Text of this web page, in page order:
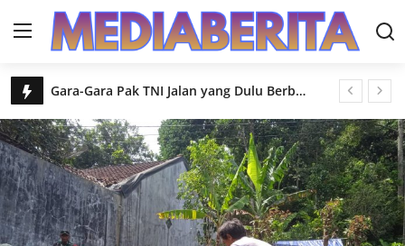
Login Register
Home
daerah
Gallery
Gara-Gara Pak TNI Jalan yang Dulu Berbahaya Kini Jadi Harapan Baru
Saling Bahu Membahu Semangat Gotong Royong Hidupkan TMMD di Gumelem Kulon
Pak Waryo Bersyukur TMMD Wujudkan Harapan Lama Warga Gumelem Kulon
Tak Ada yang Berpangku Tangan Warga Gumelem Kulon Berbagi Tugas Demi Sukseskan TMMD
TNI Polri dan Warga Gumelem Kulon Bersatu Jalan Impian Terus Dibangun
Perkuat Bekisting Pak Madrohim Pastikan Cor Beton TMMD Tetap Kokoh